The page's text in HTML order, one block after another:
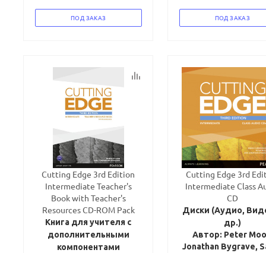
ПОД ЗАКАЗ ПОД ЗАКАЗ
Cutting Edge 3rd Edition
Intermediate Teacher's
Book with Teacher's
Resources CD-ROM Pack
Книга для учителя с
дополнительными
компонентами
Cutting Edge 3rd
Intermediate Class
CD
Диски (Аудио,
др.)
Автор: Peter
Jonathan Bygrave,